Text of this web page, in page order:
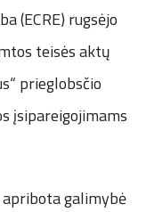
(ECRE) rugsėjo
teisės aktų
prieglobsčio
įsipareigojimams
galimybė